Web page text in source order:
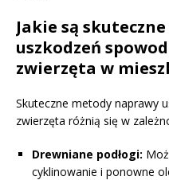
Jakie są
uszkodzeń
zwierzęta w
Skuteczne metody naprawy
zwierzęta różnią się w
Drewniane podłogi:
cyklinowanie i ponowne